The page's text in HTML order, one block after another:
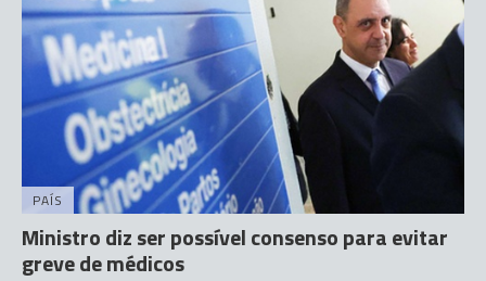
PAÍS
Ministro diz ser possível consenso para evitar
greve de médicos